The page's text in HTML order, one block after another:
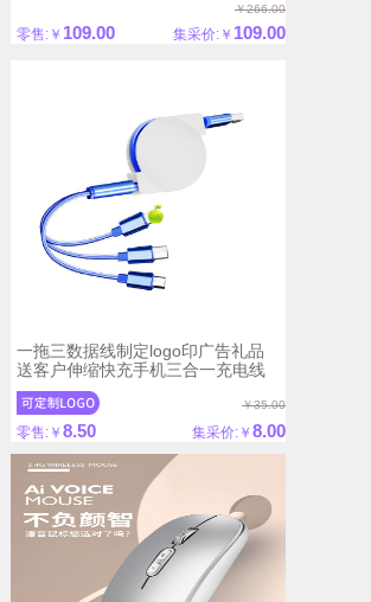
￥266.00
零售:￥ 109.00 集采价:￥ 109.00
一拖三数据线制定logo印广告礼品
送客户伸缩快充手机三合一充电线
￥35.00
零售:￥ 8.50 集采价:￥ 8.00